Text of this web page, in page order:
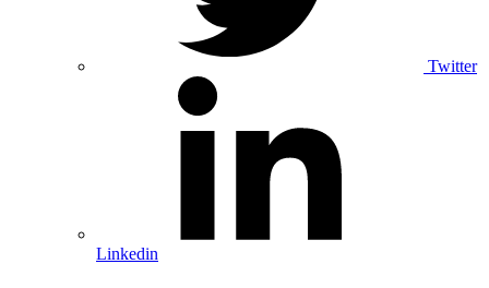
Twitter
Linkedin